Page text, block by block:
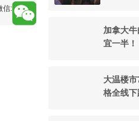
加拿大
宜一半！
大温楼
格全线下
信: